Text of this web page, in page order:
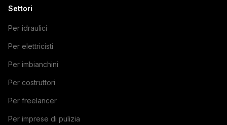
Settori
Per idraulici
Per elettricisti
Per imbianchini
Per costruttori
Per freelancer
Per imprese di pulizia